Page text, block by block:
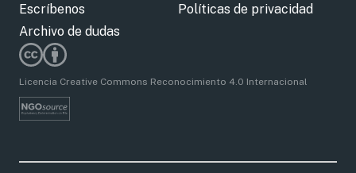
Escríbenos
Archivo de dudas
Políticas de privacidad
Licencia Creative Commons Reconocimiento 4.0 Internacional